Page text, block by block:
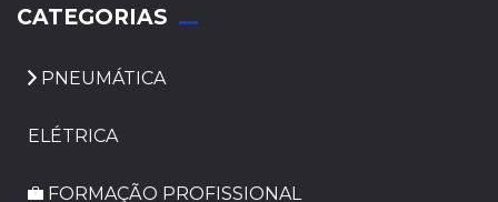
CATEGORIAS
PNEUMÁTICA
ELÉTRICA
FORMAÇÃO PROFISSIONAL